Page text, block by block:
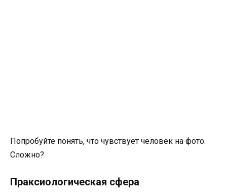
Попробуйте понять, что чувствует человек на фото.
Сложно?
Праксиологическая сфера